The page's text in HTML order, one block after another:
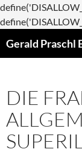
Gerald Praschl
DIE